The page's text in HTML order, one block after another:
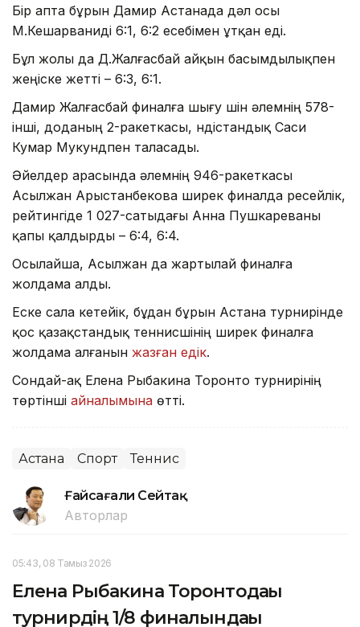
Бір апта бұрын Дамир Астанада дәл осы
М.Кешарваниді 6:1, 6:2 есебімен ұтқан еді.
Бұл жолы да Д.Жалғасбай айқын басымдылықпен
жеңіске жетті – 6:3, 6:1.
Дамир Жалғасбай финалға шығу үшін әлемнің 578-
інші, доданың 2-ракеткасы, үндістандық Саси
Кумар Мукундпен таласады.
Әйелдер арасында әлемнің 946-ракеткасы
Асылжан Арыстанбекова ширек финалда ресейлік,
рейтингіде 1 027-сатыдағы Анна Пушкареваны
қапы қалдырды – 6:4, 6:4.
Осылайша, Асылжан да жартылай финалға
жолдама алды.
Еске сала кетейік, бұдан бұрын Астана турнирінде
қос қазақстандық теннисшінің ширек финалға
жолдама алғанын жазған едік.
Сондай-ақ Елена Рыбакина Торонто турнирінің
төртінші айналымына өтті.
Астана Спорт Теннис
Ғайсағали Сейтақ
Авторлар
05:43, 08 Тамыз 2026
Елена Рыбакина Торонтодағы
турнирдің 1/8 финалындағы